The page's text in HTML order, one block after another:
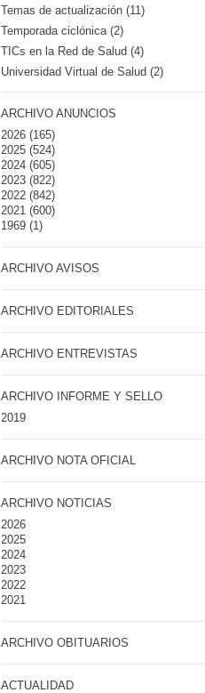
Temas de actualización (11)
Temporada ciclónica (2)
TICs en la Red de Salud (4)
Universidad Virtual de Salud (2)
ARCHIVO ANUNCIOS
2026(165)
2025(524)
2024(605)
2023(822)
2022(842)
2021(600)
1969(1)
ARCHIVO AVISOS
ARCHIVO EDITORIALES
ARCHIVO ENTREVISTAS
ARCHIVO INFORME Y SELLO
2019
ARCHIVO NOTA OFICIAL
ARCHIVO NOTICIAS
2026
2025
2024
2023
2022
2021
ARCHIVO OBITUARIOS
ACTUALIDAD